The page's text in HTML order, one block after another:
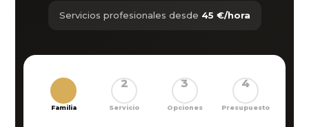
Servicios profesionales desde 45 €/hora
Familia
2
Servicio
3
Opciones
4
Presupuesto